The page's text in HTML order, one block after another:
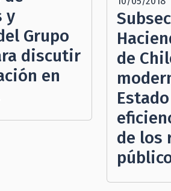
y
Grupo
discutir
en
de
de los